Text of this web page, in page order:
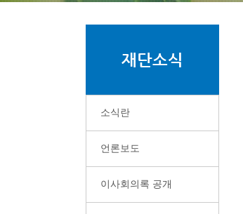
재단소식
소식란
언론보도
이사회의록 공개